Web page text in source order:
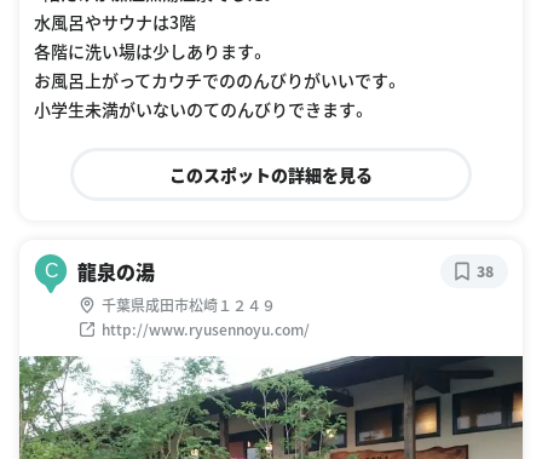
水風呂やサウナは3階
各階に洗い場は少しあります。
お風呂上がってカウチでののんびりがいいです。
小学生未満がいないのてのんびりできます。
このスポットの詳細を見る
C 龍泉の湯
千葉県成田市松崎１２４９
http://www.ryusennoyu.com/
38